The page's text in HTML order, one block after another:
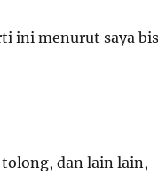
ini menurut saya
dan lain lain,